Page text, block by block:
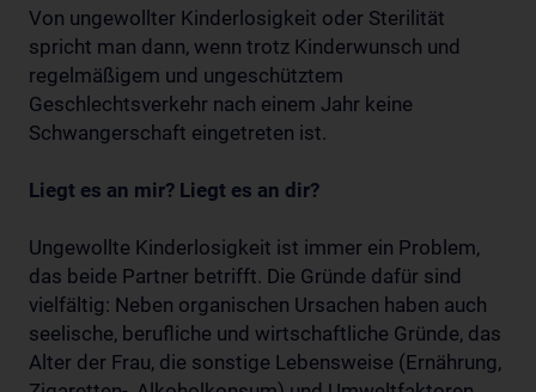
Von ungewollter Kinderlosigkeit oder Sterilität
spricht man dann, wenn trotz Kinderwunsch und
regelmäßigem und ungeschütztem
Geschlechtsverkehr nach einem Jahr keine
Schwangerschaft eingetreten ist.
Liegt es an mir? Liegt es an dir?
Ungewollte Kinderlosigkeit ist immer ein Problem,
das beide Partner betrifft. Die Gründe dafür sind
vielfältig: Neben organischen Ursachen haben auch
seelische, berufliche und wirtschaftliche Gründe, das
Alter der Frau, die sonstige Lebensweise (Ernährung,